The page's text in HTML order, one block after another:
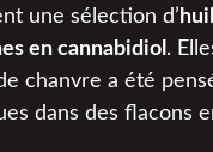
une sélection d’
en cannabidiol .
chanvre a été
dans des flacons